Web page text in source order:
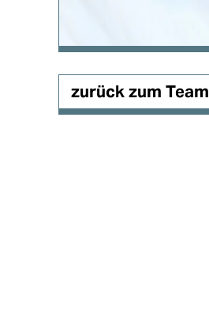
zurück zum Team